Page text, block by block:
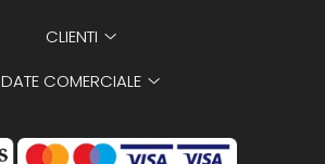
CLIENTI
DATE COMERCIALE